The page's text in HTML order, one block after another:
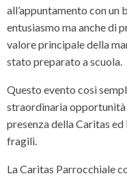
all’appuntamento con
entusiasmo ma anche di
valore principale della
stato preparato a scuola.
Questo evento così
straordinaria opportunità
presenza della Caritas
fragili.
La Caritas Parrocchiale